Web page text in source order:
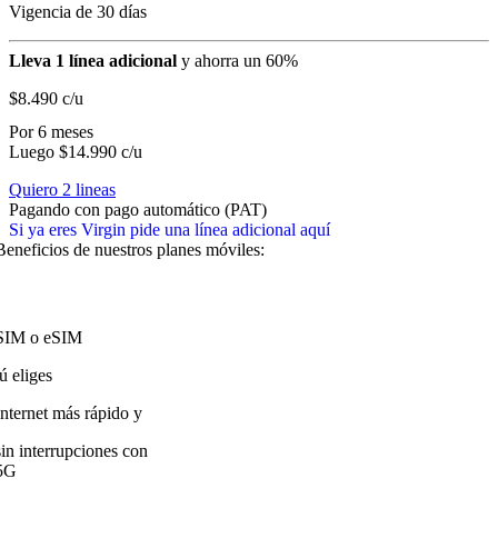
Vigencia de 30 días
Lleva 1 línea adicional y ahorra un 60%
$8.490 c/u
Por 6 meses
Luego $14.990 c/u
Quiero 2 lineas
Pagando con pago automático (PAT)
Si ya eres Virgin pide una línea adicional aquí
de nuestros planes móviles:
o eSIM
eliges
más rápido y
interrupciones con